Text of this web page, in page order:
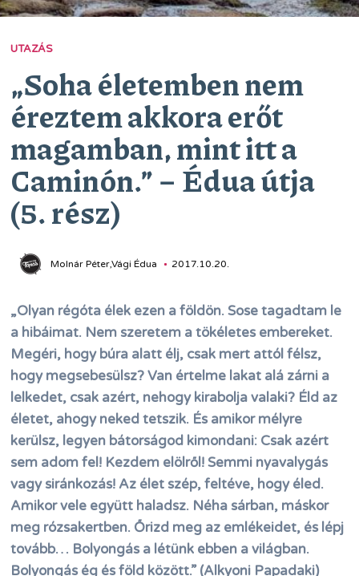
UTAZÁS
„Soha életemben nem
éreztem akkora erőt
magamban, mint itt a
Caminón.” − Édua útja
(5. rész)
Molnár Péter,Vági Édua 2017.10.20.
„Olyan régóta élek ezen a földön. Sose tagadtam le
a hibáimat. Nem szeretem a tökéletes embereket.
Megéri, hogy búra alatt élj, csak mert attól félsz,
hogy megsebesülsz? Van értelme lakat alá zárni a
lelkedet, csak azért, nehogy kirabolja valaki? Éld az
életet, ahogy neked tetszik. És amikor mélyre
kerülsz, legyen bátorságod kimondani: Csak azért
sem adom fel! Kezdem elölről! Semmi nyavalygás
vagy siránkozás! Az élet szép, feltéve, hogy éled.
Amikor vele együtt haladsz. Néha sárban, máskor
meg rózsakertben. Őrizd meg az emlékeidet, és lépj
tovább… Bolyongás a létünk ebben a világban.
Bolyongás ég és föld között.” (Alkyoni Papadaki)